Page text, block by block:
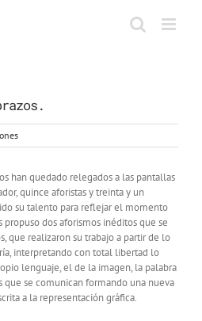
han quedado relegados a las pantallas
quince aforistas y treinta y un
su talento para reflejar el momento
propuso dos aforismos inéditos que se
que realizaron su trabajo a partir de lo
interpretando con total libertad lo
lenguaje, el de la imagen, la palabra
que se comunican formando una nueva
a la representación gráfica.